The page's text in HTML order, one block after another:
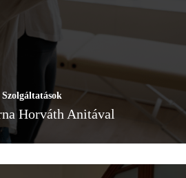
Szolgáltatások
Horváth Anitával